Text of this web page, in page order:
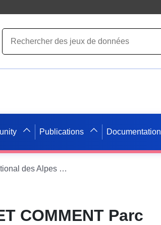
Publications Documentation
Sous-plan de gestion 04 ALENS ET COMMENT Parc national des Alpes calcaires 2021 - 2030
COMMENT Parc